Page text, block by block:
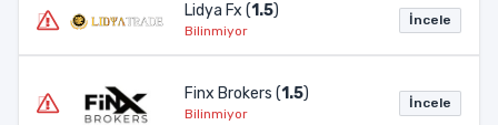
Lidya Fx (1.5)
Bilinmiyor
İncele
Finx Brokers (1.5)
Bilinmiyor
İncele